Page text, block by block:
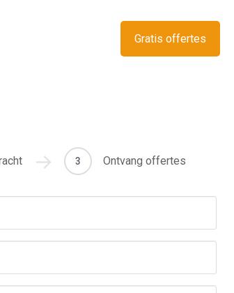
Gratis offertes
3 Ontvang offertes